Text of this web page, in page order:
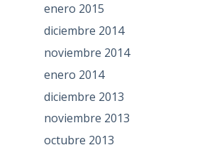
enero 2015
diciembre 2014
noviembre 2014
enero 2014
diciembre 2013
noviembre 2013
octubre 2013